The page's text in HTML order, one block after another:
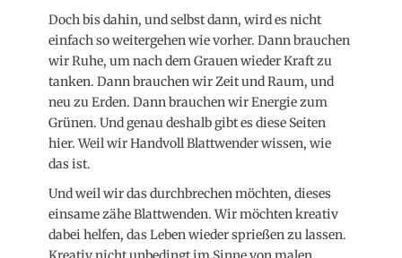
Doch bis dahin, und selbst dann, wird es nicht
einfach so weitergehen wie vorher. Dann brauchen
wir Ruhe, um nach dem Grauen wieder Kraft zu
tanken. Dann brauchen wir Zeit und Raum, und
neu zu Erden. Dann brauchen wir Energie zum
Grünen. Und genau deshalb gibt es diese Seiten
hier. Weil wir Handvoll Blattwender wissen, wie
das ist.
Und weil wir das durchbrechen möchten, dieses
einsame zähe Blattwenden. Wir möchten kreativ
dabei helfen, das Leben wieder sprießen zu lassen.